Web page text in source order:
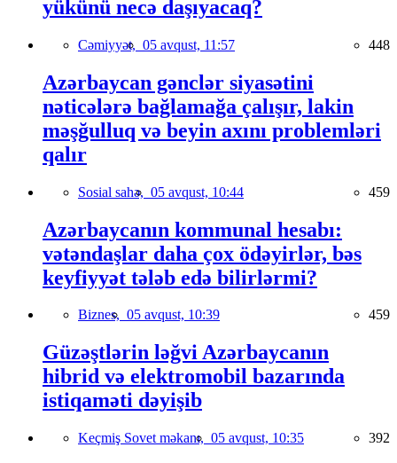
yükünü necə daşıyacaq?
Cəmiyyət, 05 avqust, 11:57 448
Azərbaycan gənclər siyasətini
nəticələrə bağlamağa çalışır, lakin
məşğulluq və beyin axını problemləri
qalır
Sosial sahə, 05 avqust, 10:44 459
Azərbaycanın kommunal hesabı:
vətəndaşlar daha çox ödəyirlər, bəs
keyfiyyət tələb edə bilirlərmi?
Biznes, 05 avqust, 10:39 459
Güzəştlərin ləğvi Azərbaycanın
hibrid və elektromobil bazarında
istiqaməti dəyişib
Keçmiş Sovet məkanı, 05 avqust, 10:35 392